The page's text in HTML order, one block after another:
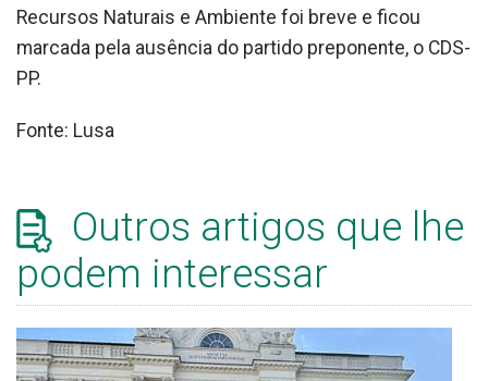
Recursos Naturais e Ambiente foi breve e ficou
marcada pela ausência do partido preponente, o CDS-
PP.
Fonte: Lusa
Outros artigos que lhe
podem interessar